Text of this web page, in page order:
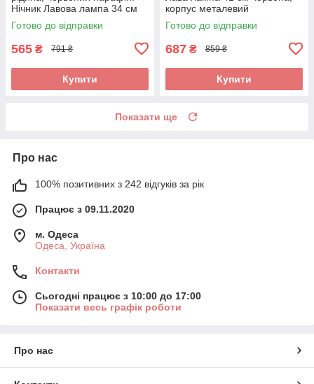
Нічник Лавова лампа 34 см
Готово до відправки
565 ₴ 791 ₴
Купити
корпус металевий
Готово до відправки
687 ₴ 859 ₴
Купити
Показати ще
Про нас
100% позитивних з 242 відгуків за рік
Працює з 09.11.2020
м. Одеса
Одеса, Україна
Контакти
Сьогодні працює з 10:00 до 17:00
Показати весь графік роботи
Про нас